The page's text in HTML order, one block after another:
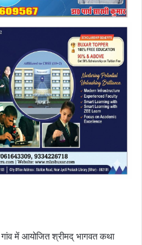
में आयोजित श्रीमद् भागवत कथा